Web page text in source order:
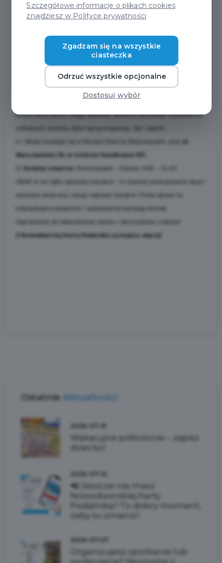
Z przyjemnością informujemy, że do grona partnerów programu
Nowodworska Karta Podatnika dołączyłSklep Jubilerski ABAK
rodzinna firma z tradycją sięgającą 1998 roku.
Dla posiadaczy karty przygotowano wyjątkową ofertę –
8% zniżki na
wszystkie produktydostępne w salonie!
ABAK specjalizuje się w sprzedaży biżuterii srebrnej i złotej,
współpracując z renomowanymi polskimi i włoskimi producentami.
Dzięki temu klienci mogą wybierać spośród szerokiego asortymentu
ul.
Warszawskiej 36, w Centrum Handlowym HIT.
Godziny otwarcia:
wymiana złota oraz usługi naprawy biżuterii. Firma stawia na
Zapraszamy do odwiedzenia salonu i skorzystania z rabatu!
Z Nowodworską Kartą Podatnika zyskujesz więcej!
Ostatnie Aktualności
Wakacyjne półkolonie – zapisz
dziecko!
📲 Jeszcze nie masz
Nowodworskiej Karty
Podatnika? To dobry moment,
żeby to zmienić!
Organizujesz spotkanie lub
Szczegółowe informacje o plikach cookies
znajdziesz w Polityce prywatności
Zgadzam się na wszystkie
ciasteczka
Odrzuć wszystkie opcjonalne
Dostosuj wybór